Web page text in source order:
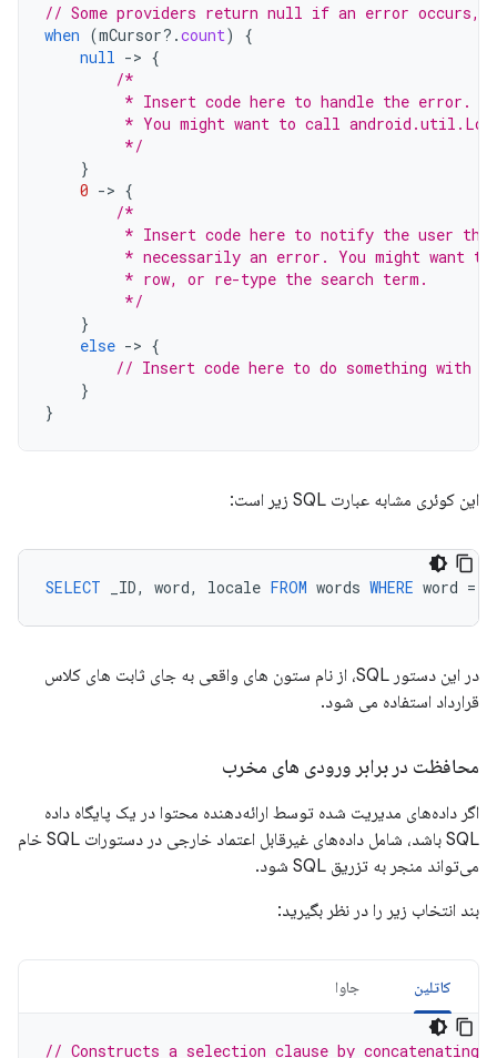
// Some providers return null if an error occurs,
when (mCursor?.count)
{
null -> {
/*
* Insert code here to handle the error.
* You might want to call
         */
}
0 -> {
/*
* Insert code here to notify the user
* necessarily an error. You might want
         * row, or re-type the search term.
         */
}
else -> {
// Insert code here to do something with
}
}
این کوئری مشابه عبارت SQL زیر است:
SELECT _ID, word, locale FROM words WHERE word =
در این دستور SQL، از نام ستون های واقعی به جای ثابت های کلاس
قرارداد استفاده می شود.
محافظت در برابر ورودی های مخرب
اگر داده‌های مدیریت شده توسط ارائه‌دهنده محتوا در یک پایگاه داده
SQL باشد، شامل داده‌های غیرقابل اعتماد خارجی در دستورات SQL خام
می‌تواند منجر به تزریق SQL شود.
بند انتخاب زیر را در نظر بگیرید:
کاتلین جاوا
// Constructs a selection clause by concatenating